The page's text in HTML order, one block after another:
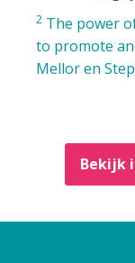
2 The power
to promote
Mellor en
Bekijk